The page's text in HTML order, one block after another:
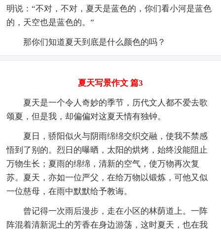
明说：“不对，不对，夏天是蓝色的，你们看小河是蓝色
的，天空也是蓝色的。”
那你们知道夏天到底是什么颜色的吗？
夏天写景作文 篇3
夏天是一个令人奇妙的季节，历代文人都不爱去歌
颂夏，但是我，却偏偏对这夏天情有独钟。
夏日，骄阳似火与阴雨绵绵交织交融，使我不禁感
悟到了别的。烈日的曝晒，太阳的烘烤，始终没能阻止
万物生长；夏雨的绵绵，清新的空气，使万物再次复
苏。夏天，亦如一位严父，在给万物以锻炼，可他又似
一位慈母，在雨中默默给予教诲。
曾记得一次雨后漫步，走在小区的林荫道上。一阵
阵混着清新泥土的芳香在身边游荡，这时夏天，也在我